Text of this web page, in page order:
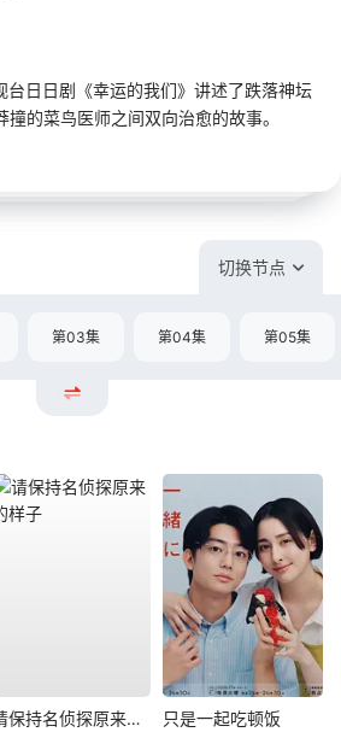
日日剧《幸运的我们》讲述了跌落神坛
撞的菜鸟医师之间双向治愈的故事。
切换节点
第03集 第04集 第05集
请保持名侦探原来的样子 只是一起吃顿饭